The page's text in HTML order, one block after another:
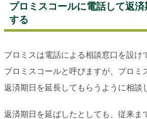
プロミスコールに電話して返
する
プロミスは電話による相談窓口を設け
プロミスコールと呼びますが、プロミ
返済期日を延長してもらうように相談
返済期日を延ばしたとしても、従来ま